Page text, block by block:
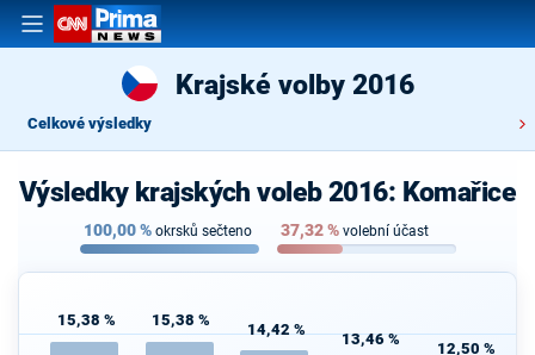
Krajské volby 2016
Celkové výsledky
Výsledky krajských voleb 2016: Komařice
100,00% okrsků sečteno 37,32% volební účast
15,38 % 15,38 %
14,42 %
13,46 %
12,50 %